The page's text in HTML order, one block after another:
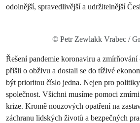
odolnější, spravedlivější a udržitelnější
© Petr Zewlakk Vrabec /
Řešení pandemie koronaviru a
přišli o obživu a dostali se do tíživé
být prioritou číslo jedna. Nejen pro
společnost. Všichni musíme pomoci
krize. Kromě nouzových opatření na
záchranu lidských životů a bezpečných